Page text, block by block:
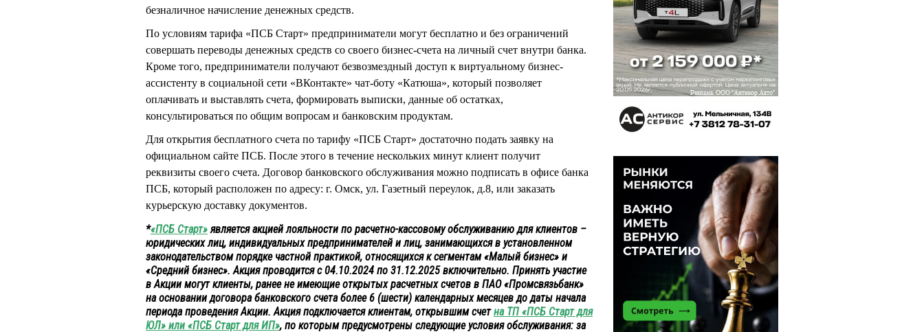
безналичное начисление денежных средств.
По условиям тарифа «ПСБ Старт» предприниматели могут бесплатно и без ограничений
совершать переводы денежных средств со своего бизнес-счета на личный счет внутри банка.
Кроме того, предприниматели получают безвозмездный доступ к виртуальному бизнес-
ассистенту в социальной сети «ВКонтакте» чат-боту «Катюша», который позволяет
оплачивать и выставлять счета, формировать выписки, данные об остатках,
консультироваться по общим вопросам и банковским продуктам.
Для открытия бесплатного счета по тарифу «ПСБ Старт» достаточно подать заявку на
официальном сайте ПСБ. После этого в течение нескольких минут клиент получит
реквизиты своего счета. Договор банковского обслуживания можно подписать в офисе банка
ПСБ, который расположен по адресу: г. Омск, ул. Газетный переулок, д.8, или заказать
курьерскую доставку документов.
*«ПСБ Старт»является акцией лояльности по расчетно-кассовому обслуживанию для клиентов –
юридических лиц, индивидуальных предпринимателей и лиц, занимающихся в установленном
законодательством порядке частной практикой, относящихся к сегментам «Малый бизнес» и
«Средний бизнес». Акция проводится с 04.10.2024 по 31.12.2025 включительно. Принять участие
в Акции могут клиенты, ранее не имеющие открытых расчетных счетов в ПАО «Промсвязьбанк»
на основании договора банковского счета более 6 (шести) календарных месяцев до даты начала
периода проведения Акции. Акция подключается клиентам, открывшим счетна ТП «ПСБ Старт для
ЮЛ» или «ПСБ Старт для ИП», по которым предусмотрены следующие условия обслуживания: за